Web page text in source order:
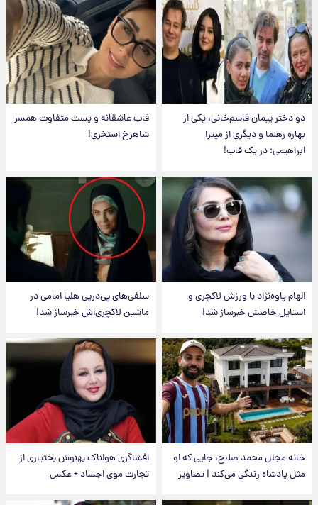
دو دختر پیمان قاسم‌خانی، یکی از
بهاره رهنما و دیگری از میترا
ابراهیمی؛ در یک قاب!
قاب عاشقانه و پست متفاوت همسر
شاهرخ استخری!
الهام پاوه‌نژاد با ورزش لاکچری و
استایل خاصش خبرساز شد!
سلفی‌های پی‌درپی هلیا امامی در
ماشین لاکچری‌اش خبرساز شد!
خانه مجلل محمد صلاح، جایی که او
مثل پادشاه زندگی می‌کند | تصاویر
افشاگری هولناک بهنوش بختیاری از
تجارت موی اجساد + عکس